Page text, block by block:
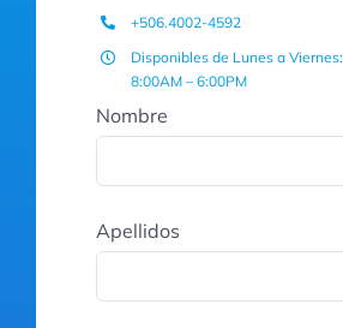
+506.4002-4592
Disponibles de Lunes a Viernes:
8:00AM – 6:00PM
Nombre
Apellidos